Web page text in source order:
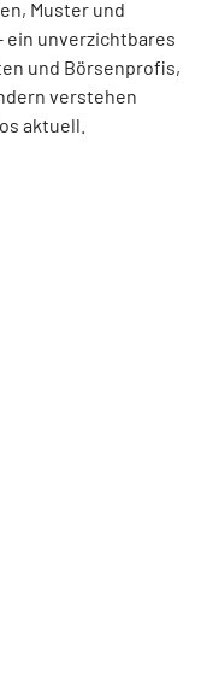
Muster und
ein unverzichtbares
und Börsenprofis,
verstehen
aktuell.